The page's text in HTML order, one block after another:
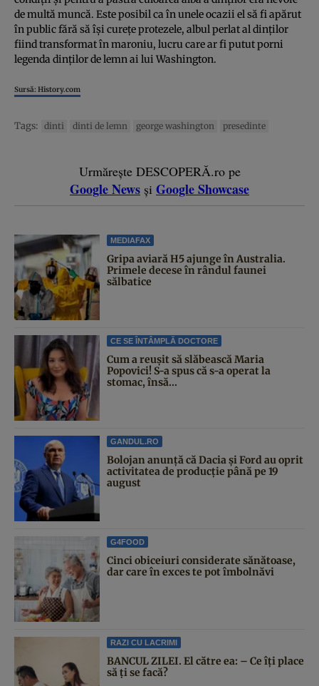
de multă muncă. Este posibil ca în unele ocazii el să fi apărut
în public fără să îşi cureţe protezele, albul perlat al dinţilor
fiind transformat în maroniu, lucru care ar fi putut porni
legenda dinţilor de lemn ai lui Washington.
Sursă: History.com
Tags: dinti dinti de lemn george washington presedinte
Urmărește DESCOPERĂ.ro pe
Google News și Google Showcase
MEDIAFAX
Gripa aviară H5 ajunge în Australia.
Primele decese în rândul faunei
sălbatice
CE SE ÎNTÂMPLĂ DOCTORE
Cum a reușit să slăbească Maria
Popovici! S-a spus că s-a operat la
stomac, însă...
GANDUL.RO
Bolojan anunță că Dacia și Ford au oprit
activitatea de producție până pe 19
august
G4FOOD
Cinci obiceiuri considerate sănătoase,
dar care în exces te pot îmbolnăvi
RAZI CU LACRIMI
BANCUL ZILEI. El către ea: – Ce îți place
să ți se facă?